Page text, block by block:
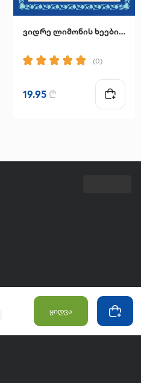
ყიდვა
ვიდრე ლიმონის ხეები იზრდება
(0)
19.95 ₾